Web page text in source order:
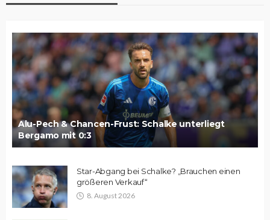
Alu-Pech & Chancen-Frust: Schalke unterliegt
Bergamo mit 0:3
Star-Abgang bei Schalke? „Brauchen einen
größeren Verkauf“
8. August 2026